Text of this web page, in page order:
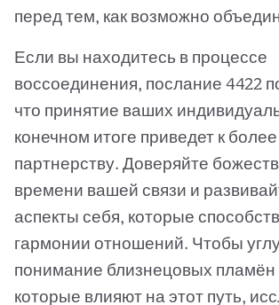
перед тем, как возможно
Если вы находитесь в процессе
воссоединения, послание 4422
что принятие ваших
конечном итоге приведет к
партнерству. Доверяйте
времени вашей связи и
аспекты себя, которые
гармонии отношений. Чтобы
понимание близнецовых пламён
которые влияют на этот путь,